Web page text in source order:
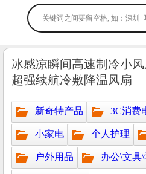
冰感凉瞬间高速制冷小
超强续航冷敷降温风扇
新奇特产品 3C消费
小家电 个人护理
户外用品 办公\文具\